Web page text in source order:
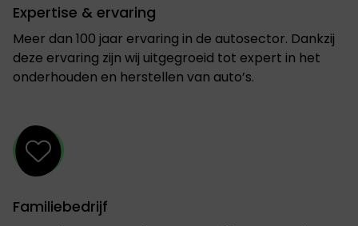
Expertise & ervaring
Meer dan 100 jaar ervaring in de autosector. Dankzij
deze ervaring zijn wij uitgegroeid tot expert in het
onderhouden en herstellen van auto’s.
Familiebedrijf